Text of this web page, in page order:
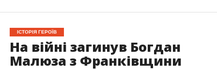
ІСТОРІЯ ГЕРОЇВ
На війні загинув Богдан
Малюза з Франківщини